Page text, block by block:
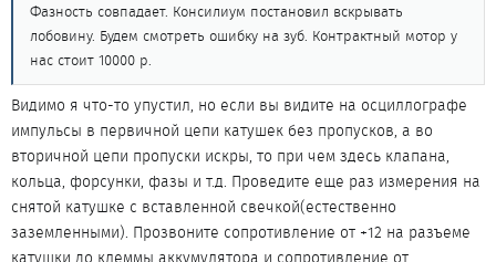
Фазность совпадает. Консилиум постановил вскрывать
лобовину. Будем смотреть ошибку на зуб. Контрактный мотор у
нас стоит 10000 р.
Видимо я что-то упустил, но если вы видите на осциллографе
импульсы в первичной цепи катушек без пропусков, а во
вторичной цепи пропуски искры, то при чем здесь клапана,
кольца, форсунки, фазы и т.д. Проведите еще раз измерения на
снятой катушке с вставленной свечкой(естественно
заземленными). Прозвоните сопротивление от +12 на разъеме
катушки до клеммы аккумулятора и сопротивление от